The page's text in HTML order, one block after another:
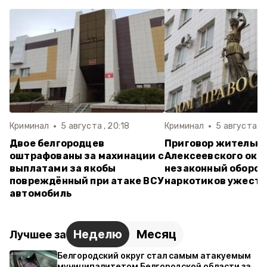
Криминал 5 августа , 20:18
Двое белгородцев
оштрафованы за махинации с
выплатами за якобы
повреждённый при атаке ВСУ
автомобиль
Криминал 5 августа ,
Приговор
Алексеевского
незаконный оборот
наркотиков
Лучшее за Неделю Месяц
Белгородский округ стал самым атакуемым